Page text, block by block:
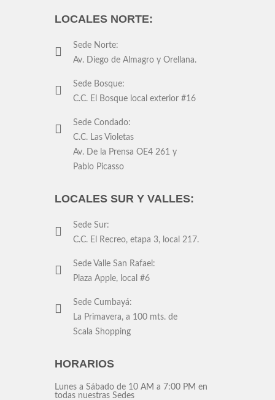
LOCALES NORTE:
Sede Norte:
Av. Diego de Almagro y Orellana.
Sede Bosque:
C.C. El Bosque local exterior #16
Sede Condado:
C.C. Las Violetas
Av. De la Prensa OE4 261 y
Pablo Picasso
LOCALES SUR Y VALLES:
Sede Sur:
C.C. El Recreo, etapa 3, local 217.
Sede Valle San Rafael:
Plaza Apple, local #6
Sede Cumbayá:
La Primavera, a 100 mts. de
Scala Shopping
HORARIOS
Lunes a Sábado de 10 AM a 7:00 PM en
todas nuestras Sedes